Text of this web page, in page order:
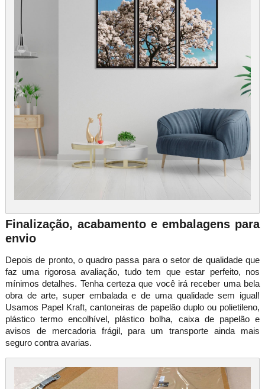
Finalização, acabamento e embalagens para
envio
Depois de pronto, o quadro passa para o setor de qualidade que
faz uma rigorosa avaliação, tudo tem que estar perfeito, nos
mínimos detalhes. Tenha certeza que você irá receber uma bela
obra de arte, super embalada e de uma qualidade sem igual!
Usamos Papel Kraft, cantoneiras de papelão duplo ou polietileno,
plástico termo encolhível, plástico bolha, caixa de papelão e
avisos de mercadoria frágil, para um transporte ainda mais
seguro contra avarias.